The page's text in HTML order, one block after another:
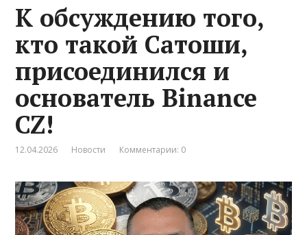
К обсуждению того,
кто такой Сатоши,
присоединился и
основатель Binance
CZ!
12.04.2026 Новости Комментарии: 0